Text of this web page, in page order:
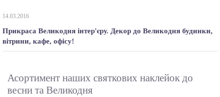
14.03.2016
Прикраса Великодня інтер'єру. Декор до Великодня будинки,
вітрини, кафе, офісу!
Асортимент наших святкових наклейок до
весни та Великодня